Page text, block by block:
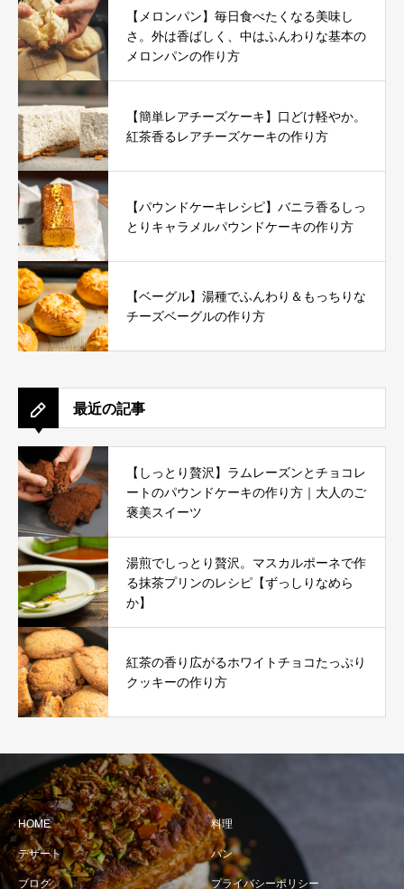
【メロンパン】毎日食べたくなる美味し
さ。外は香ばしく、中はふんわりな基本の
メロンパンの作り方
【簡単レアチーズケーキ】口どけ軽やか。
紅茶香るレアチーズケーキの作り方
【パウンドケーキレシピ】バニラ香るしっ
とりキャラメルパウンドケーキの作り方
【ベーグル】湯種でふんわり＆もっちりな
チーズベーグルの作り方
最近の記事
【しっとり贅沢】ラムレーズンとチョコレ
ートのパウンドケーキの作り方｜大人のご
褒美スイーツ
湯煎でしっとり贅沢。マスカルポーネで作
る抹茶プリンのレシピ【ずっしりなめら
か】
紅茶の香り広がるホワイトチョコたっぷり
クッキーの作り方
メニュー
HOME 料理
デザート パン
ブログ プライバシーポリシー